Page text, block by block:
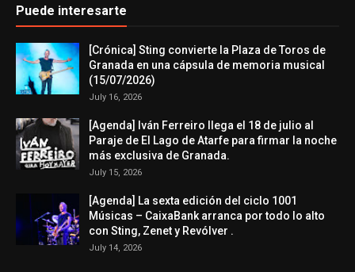
Puede interesarte
[Crónica] Sting convierte la Plaza de Toros de
Granada en una cápsula de memoria musical
(15/07/2026)
July 16, 2026
[Agenda] Iván Ferreiro llega el 18 de julio al
Paraje de El Lago de Atarfe para firmar la noche
más exclusiva de Granada.
July 15, 2026
[Agenda] La sexta edición del ciclo 1001
Músicas – CaixaBank arranca por todo lo alto
con Sting, Zenet y Revólver .
July 14, 2026